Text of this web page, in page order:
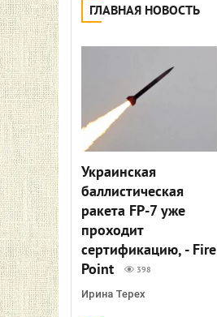
ГЛАВНАЯ НОВОСТЬ
Украинская
баллистическая
ракета FP-7 уже
проходит
сертификацию, - Fire
Point
398
Ирина Терех